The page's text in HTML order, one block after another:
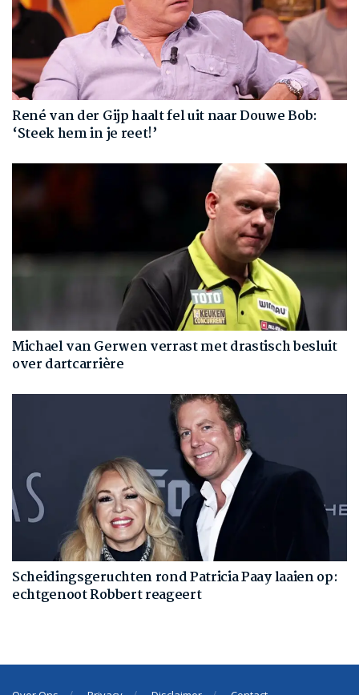
René van der Gijp haalt fel uit naar Douwe Bob:
‘Steek hem in je reet!’
Michael van Gerwen verrast met drastisch besluit
over dartcarrière
Scheidingsgeruchten rond Patricia Paay laaien op:
echtgenoot Robbert reageert